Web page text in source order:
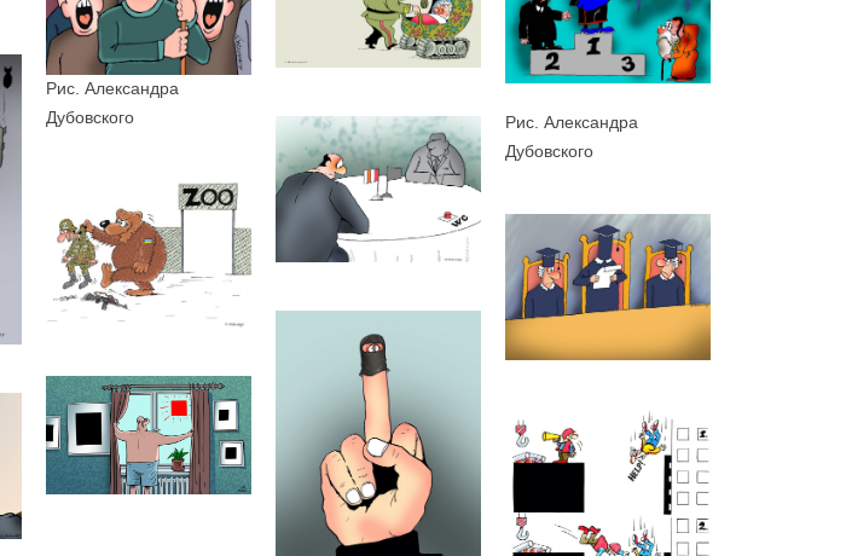
Рис. Александра
Дубовского
Рис. Александра
Дубовского